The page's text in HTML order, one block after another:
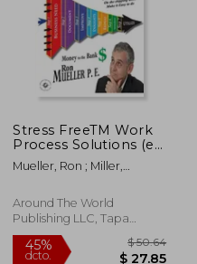
Stress FreeTM Work
Process Solutions (en
Inglés)
Mueller, Ron ; Miller,
Around The World
Publishing LLC, Tapa
Blanda, Nuevo